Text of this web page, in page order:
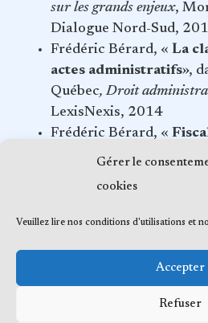
Gérer le
cookies
Veuillez lire nos conditions d'utilisations et
Accepter
Refuser
sur les grands enjeux,
Dialogue Nord-Sud,
Frédéric Bérard, « La
actes administratifs»,
Québec, Droit
LexisNexis, 2014
Frédéric Bérard, «
public et pouvoir de
2014